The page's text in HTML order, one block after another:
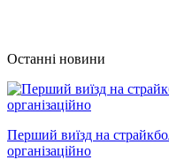
Останні новини
Перший виїзд на
організаційно